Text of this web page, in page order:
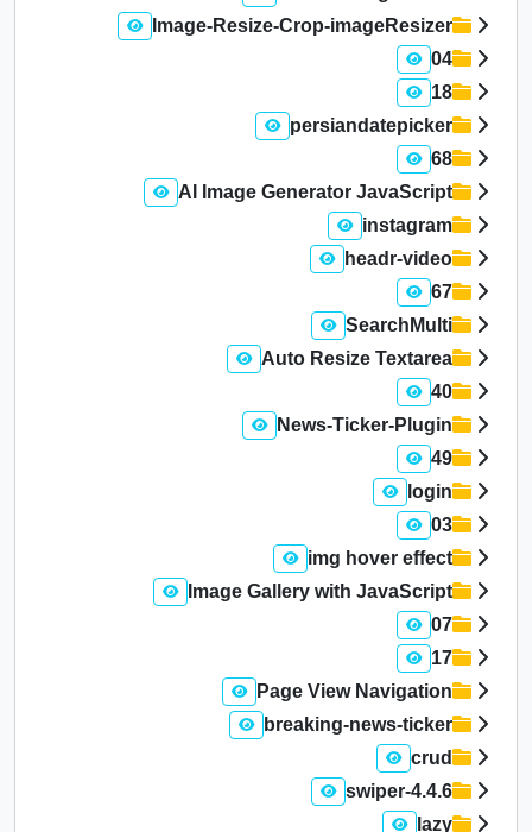
Image-Resize-Crop-imageResizer
04
18
persiandatepicker
68
AI Image Generator JavaScript
instagram
headr-video
67
SearchMulti
Auto Resize Textarea
40
News-Ticker-Plugin
49
login
03
img hover effect
Image Gallery with JavaScript
07
17
Page View Navigation
breaking-news-ticker
crud
swiper-4.4.6
lazy